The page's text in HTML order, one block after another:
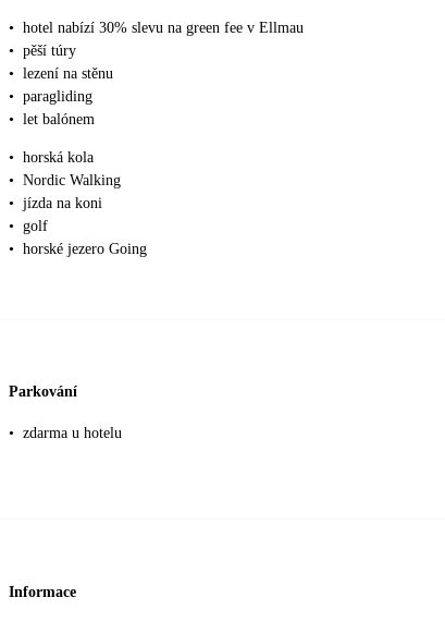
• hotel nabízí 30% slevu na green fee v Ellmau
• pěší túry
• lezení na stěnu
• paragliding
• let balónem
• horská kola
• Nordic Walking
• jízda na koni
• golf
• horské jezero Going
Parkování
• zdarma u hotelu
Informace